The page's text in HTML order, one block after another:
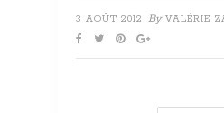
3 AOÛT 2012 By VALÉRIE